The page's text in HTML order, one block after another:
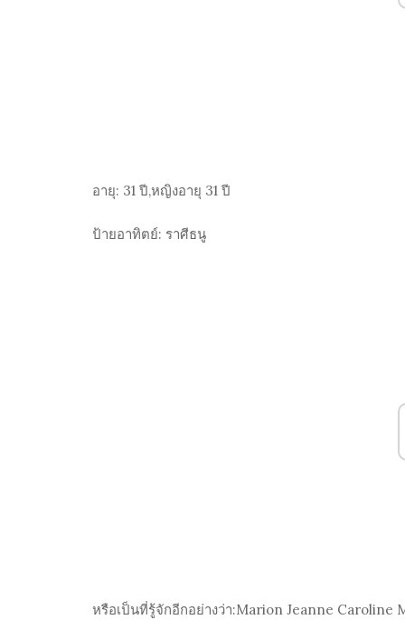
อายุ: 31 ปี,หญิงอายุ 31 ปี
ป้ายอาทิตย์: ราศีธนู
หรือเป็นที่รู้จักอีกอย่างว่า:Marion Jeanne Caroline